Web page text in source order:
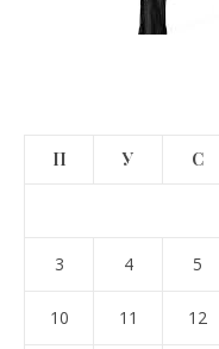
П У С
3 4 5
10 11 12